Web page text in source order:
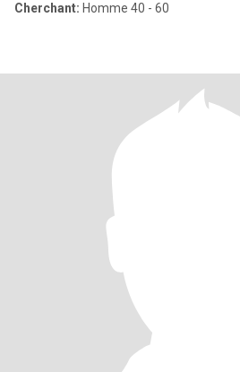
Cherchant: Homme 40 - 60